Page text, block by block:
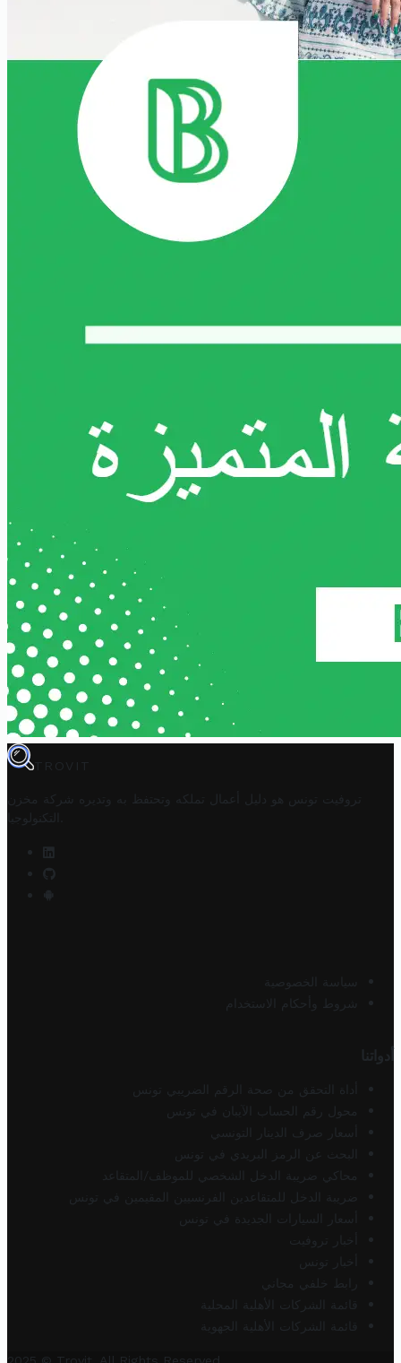
TROVIT
تروفيت تونس هو دليل أعمال تملكه وتحتفظ به وتديره
شركة مخزن
التكنولوجيا
سياسة الخصوصية
شروط وأحكام الاستخدام
أدواتنا
أداة التحقق من صحة الرقم الضريبي تونس
محول رقم الحساب الآيبان في تونس
أسعار صرف الدينار التونسي
البحث عن الرمز البريدي في تونس
محاكي ضريبة الدخل الشخصي للموظف/المتقاعد
ضريبة الدخل للمتقاعدين الفرنسيين المقيمين في تونس
أسعار السيارات الجديدة في تونس
أخبار تروفيت
أخبار تونس
رابط خلفي مجاني
قائمة الشركات الأهلية المحلية
قائمة الشركات الأهلية الجهوية